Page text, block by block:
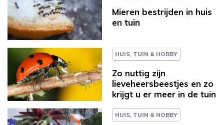
Mieren bestrijden in huis
en tuin
HUIS, TUIN & HOBBY
Zo nuttig zijn
lieveheersbeestjes en zo
krijgt u er meer in de tuin
HUIS, TUIN & HOBBY